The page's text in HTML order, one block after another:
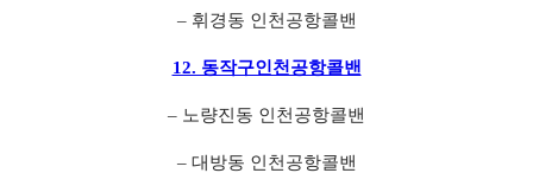
– 휘경동 인천공항콜밴
12. 동작구인천공항콜밴
– 노량진동 인천공항콜밴
– 대방동 인천공항콜밴